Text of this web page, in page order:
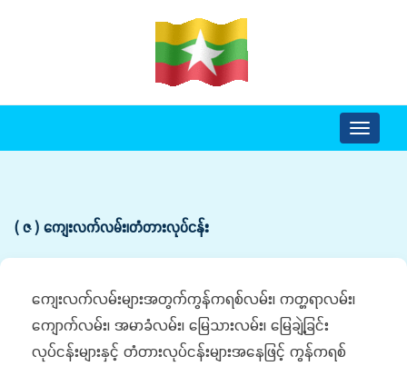
Toggle
( ဇ ) ကျေးလက်လမ်း၊တံတားလုပ်ငန်း
ကျေးလက်လမ်းများအတွက်ကွန်ကရစ်လမ်း၊ ကတ္တရာလမ်း၊
ကျောက်လမ်း၊ အမာခံလမ်း၊ မြေသားလမ်း၊ မြေချဲ့ခြင်း
လုပ်ငန်းများနှင့် တံတားလုပ်ငန်းများအနေဖြင့် ကွန်ကရစ်